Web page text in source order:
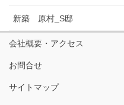
新築 原村_S邸
会社概要・アクセス
お問合せ
サイトマップ